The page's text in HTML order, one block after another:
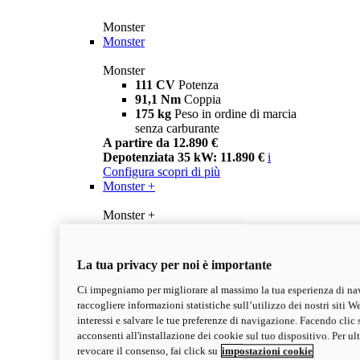
Monster
Monster
Monster
111 CV Potenza
91,1 Nm Coppia
175 kg Peso in ordine di marcia
senza carburante
A partire da 12.890 €
Depotenziata 35 kW: 11.890 € i
Configura scopri di più
Monster +
Monster +
Peso in ordine di marcia
senza carburante
A partire da 13.290 €
Depotenziata 35 kW: 12.290 €i
Configura Scopri di più
new Monster 100
La tua privacy per noi è importante
Ci impegniamo per migliorare al massimo la tua esperienza di
raccogliere informazioni statistiche sull’utilizzo dei nostri siti
interessi e salvare le tue preferenze di navigazione. Facendo
acconsenti all'installazione dei cookie sul tuo dispositivo. Per
revocare il consenso, fai click su impostazioni cookie